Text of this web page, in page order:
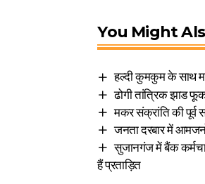
You Might
हल्दी कुमकुम के साथ
ढोगी तांत्रिक झाड
मकर संक्रांति की पूर्व
जनता दरबार में
सुजानगंज में बैंक
हैं प्रताड़ित